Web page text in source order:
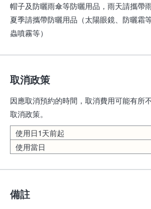
帽子及防曬雨傘等防曬用品，雨天請攜帶
夏季請攜帶防曬用品（太陽眼鏡、防曬霜
蟲噴霧等）
取消政策
因應取消預約的時間，取消費用可能有所
取消政策。
使用日1天前起
使用當日
備註